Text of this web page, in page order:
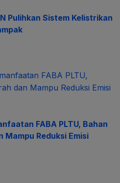
Pulihkan Sistem Kelistrikan
FABA PLTU, Bahan
Mampu Reduksi Emisi